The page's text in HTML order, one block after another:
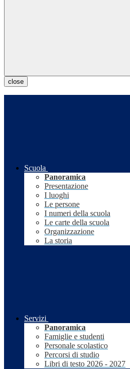
close
Scuola
Panoramica
Presentazione
I luoghi
Le persone
I numeri della scuola
Le carte della scuola
Organizzazione
La storia
Servizi
Panoramica
Famiglie e studenti
Personale scolastico
Percorsi di studio
Libri di testo 2026 - 2027